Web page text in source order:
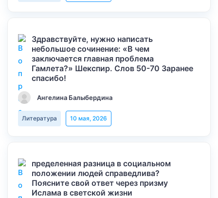
Здравствуйте, нужно написать
небольшое сочинение: «В чем
заключается главная проблема
Гамлета?» Шекспир. Слов 50-70 Заранее
спасибо!
Ангелина Балыбердина
Литература 10 мая, 2026
пределенная разница в социальном
положении людей справедлива?
Поясните свой ответ через призму
Ислама в светской жизни